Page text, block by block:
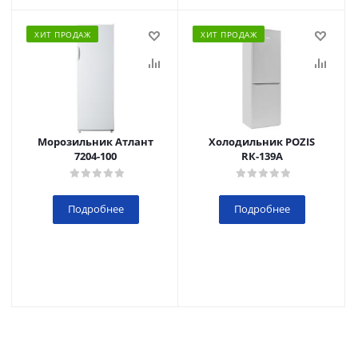
ХИТ ПРОДАЖ
Морозильник Атлант
7204-100
Подробнее
ХИТ ПРОДАЖ
Холодильник POZIS
RК-139А
Подробнее